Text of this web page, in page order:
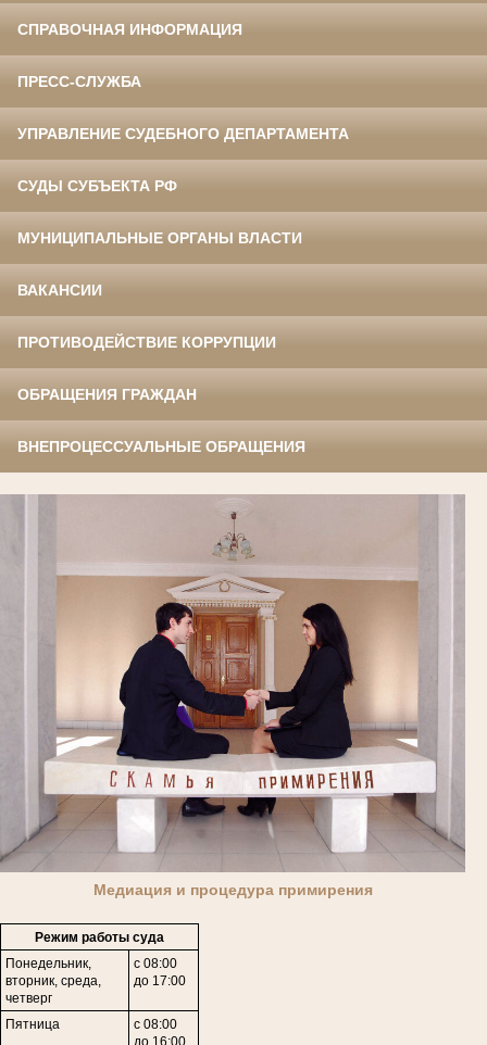
СПРАВОЧНАЯ ИНФОРМАЦИЯ
ПРЕСС-СЛУЖБА
УПРАВЛЕНИЕ СУДЕБНОГО ДЕПАРТАМЕНТА
СУДЫ СУБЪЕКТА РФ
МУНИЦИПАЛЬНЫЕ ОРГАНЫ ВЛАСТИ
ВАКАНСИИ
ПРОТИВОДЕЙСТВИЕ КОРРУПЦИИ
ОБРАЩЕНИЯ ГРАЖДАН
ВНЕПРОЦЕССУАЛЬНЫЕ ОБРАЩЕНИЯ
Медиация и процедура примирения
Режим работы суда
Понедельник,
вторник, среда,
четверг
с 08:00
до 17:00
Пятница
с 08:00